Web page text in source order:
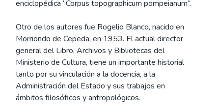
enciclopédica “Corpus topographicum pompeianum”.
Otro de los autores fue Rogelio Blanco, nacido en
Morriondo de Cepeda, en 1953. El actual director
general del Libro, Archivos y Bibliotecas del
Ministerio de Cultura, tiene un importante historial
tanto por su vinculación a la docencia, a la
Administración del Estado y sus trabajos en
ámbitos filosóficos y antropológicos.